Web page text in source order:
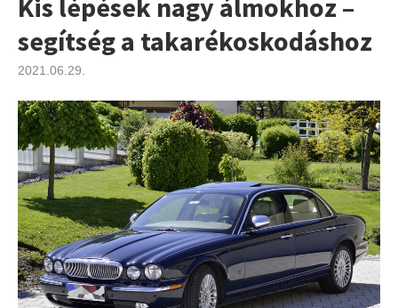
Kis lépések nagy álmokhoz –
segítség a takarékoskodáshoz
2021.06.29.